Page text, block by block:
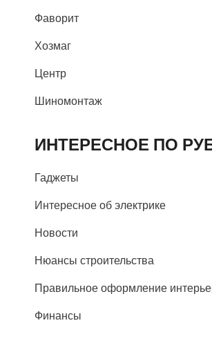
Фаворит
Хозмаг
Центр
Шиномонтаж
ИНТЕРЕСНОЕ ПО
Гаджеты
Интересное об электрике
Новости
Нюансы строительства
Правильное оформление
Финансы